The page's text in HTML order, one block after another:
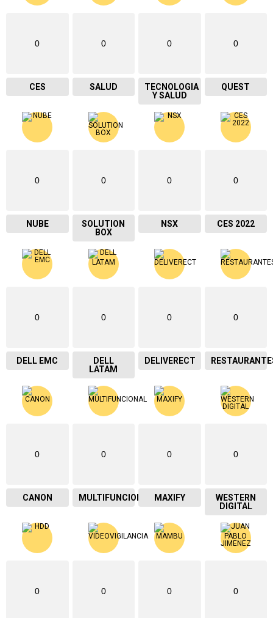
0
CES
0
SALUD
0
TECNOLOGIA
Y SALUD
0
QUEST
0
NUBE
0
SOLUTION
BOX
0
NSX
0
CES 2022
0
DELL EMC
0
DELL
LATAM
0
DELIVERECT
0
0
CANON
0
MULTIFUNCIONAL
0
MAXIFY
0
WESTERN
DIGITAL
0 0 0 0